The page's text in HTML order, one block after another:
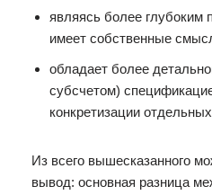
являясь более глубоким
имеет собственные
обладает более
субсчетом)
конкретизации
Из всего вышесказанного
вывод: основная разница